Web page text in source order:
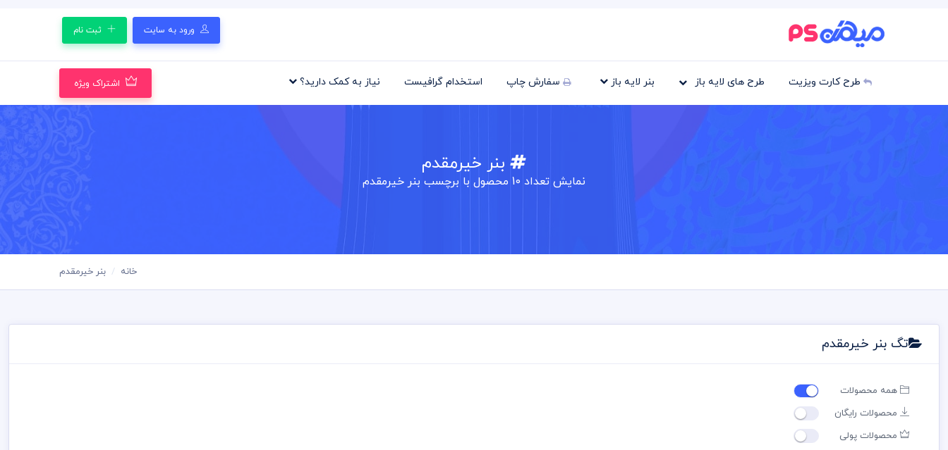
ورود به سایت ثبت نام
طرح کارت ویزیت طرح های لایه باز بنر لایه باز سفارش چاپ استخدام گرافیست نیاز به کمک دارید؟ اشتراک ویژه
بنر خیرمقدم
نمایش تعداد 10 محصول با برچسب بنر خیرمقدم
خانه بنر خیرمقدم
تگ بنر خیرمقدم
همه محصولات
محصولات رایگان
محصولات پولی